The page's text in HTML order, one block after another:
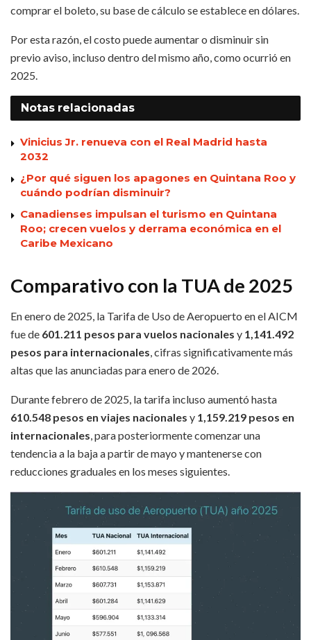
comprar el boleto, su base de cálculo se establece en dólares.
Por esta razón, el costo puede aumentar o disminuir sin
previo aviso, incluso dentro del mismo año, como ocurrió en
2025.
Notas relacionadas
Vinicius Jr. renueva con el Real Madrid hasta
2032
¿Por qué siguen los apagones en Quintana Roo y
cuándo podrían disminuir?
Canadienses impulsan el turismo en Quintana
Roo; crecen vuelos y derrama económica en el
Caribe Mexicano
Comparativo con la TUA de 2025
En enero de 2025, la Tarifa de Uso de Aeropuerto en el AICM
fue de 601.211 pesos para vuelos nacionales y 1,141.492
pesos para internacionales, cifras significativamente más
altas que las anunciadas para enero de 2026.
Durante febrero de 2025, la tarifa incluso aumentó hasta
610.548 pesos en viajes nacionales y 1,159.219 pesos en
internacionales, para posteriormente comenzar una
tendencia a la baja a partir de mayo y mantenerse con
reducciones graduales en los meses siguientes.